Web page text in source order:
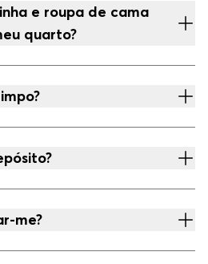
e roupa de cama
quarto?
me?